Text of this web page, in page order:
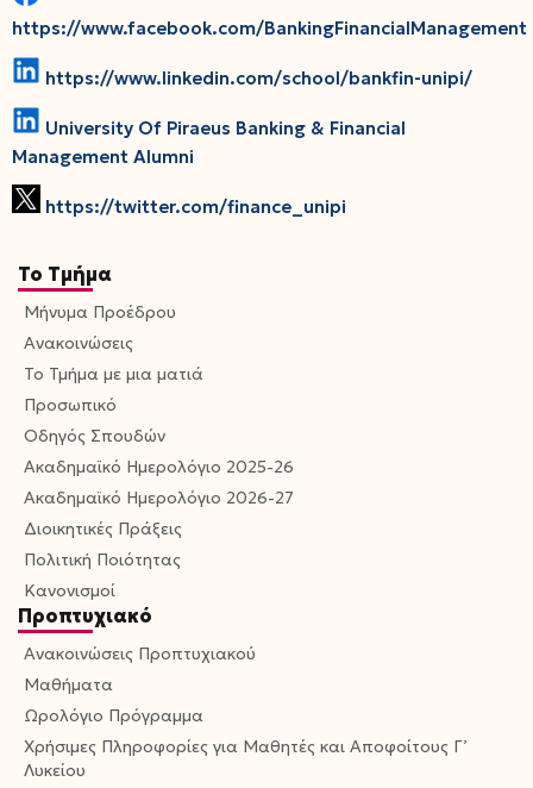
https://www.facebook.com/BankingFinancialManagement
https://www.linkedin.com/school/bankfin-unipi/
University Of Piraeus Banking & Financial
Management Alumni
https://twitter.com/finance_unipi
Το Τμήμα
Μήνυμα Προέδρου
Ανακοινώσεις
Το Τμήμα με μια ματιά
Προσωπικό
Οδηγός Σπουδών
Ακαδημαϊκό Ημερολόγιο 2025-26
Ακαδημαϊκό Ημερολόγιο 2026-27
Διοικητικές Πράξεις
Πολιτική Ποιότητας
Κανονισμοί
Προπτυχιακό
Ανακοινώσεις Προπτυχιακού
Μαθήματα
Ωρολόγιο Πρόγραμμα
Χρήσιμες Πληροφορίες για Μαθητές και Αποφοίτους Γ’
Λυκείου